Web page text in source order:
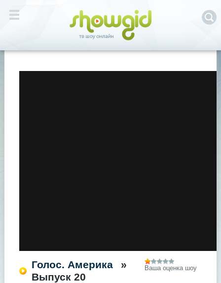
Голос. Америка
»
Выпуск 20
Ваша оценка шоу